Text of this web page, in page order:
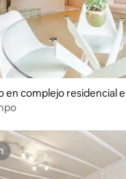
en complejo residencial